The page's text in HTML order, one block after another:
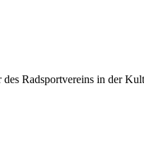
Radsportvereins in der